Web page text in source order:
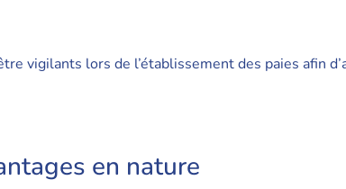
vigilants lors de l’établissement des paies afin
en nature